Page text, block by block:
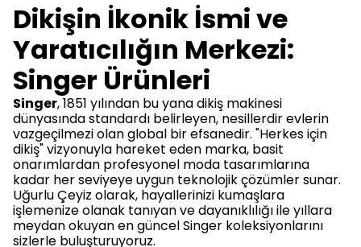
Dikişin İkonik İsmi ve
Yaratıcılığın Merkezi:
Singer Ürünleri
Singer, 1851 yılından bu yana dikiş makinesi
dünyasında standardı belirleyen, nesillerdir evlerin
vazgeçilmezi olan global bir efsanedir. "Herkes için
dikiş" vizyonuyla hareket eden marka, basit
onarımlardan profesyonel moda tasarımlarına
kadar her seviyeye uygun teknolojik çözümler sunar.
Uğurlu Çeyiz olarak, hayallerinizi kumaşlara
işlemenize olanak tanıyan ve dayanıklılığı ile yıllara
meydan okuyan en güncel Singer koleksiyonlarını
sizlerle buluşturuyoruz.